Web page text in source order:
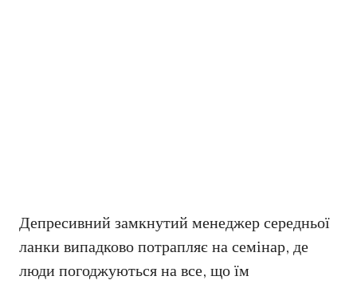
Депресивний замкнутий менеджер середньої
ланки випадково потрапляє на семінар, де
люди погоджуються на все, що їм